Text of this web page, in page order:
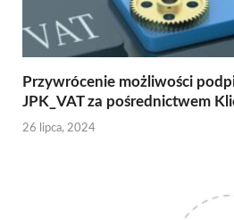
Przywrócenie możliwości
JPK_VAT za pośrednictwem
26 lipca, 2024